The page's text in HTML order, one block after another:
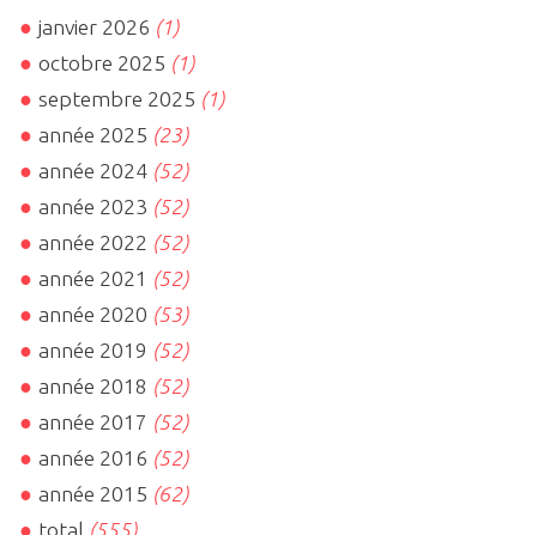
janvier 2026 (1)
octobre 2025 (1)
septembre 2025 (1)
année 2025 (23)
année 2024 (52)
année 2023 (52)
année 2022 (52)
année 2021 (52)
année 2020 (53)
année 2019 (52)
année 2018 (52)
année 2017 (52)
année 2016 (52)
année 2015 (62)
total (555)